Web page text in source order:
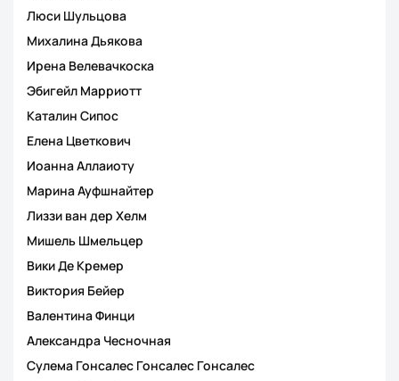
Люси Шульцова
Михалина Дьякова
Ирена Велевачкоска
Эбигейл Марриотт
Каталин Сипос
Елена Цветкович
Иоанна Аллаиоту
Марина Ауфшнайтер
Лиззи ван дер Хелм
Мишель Шмельцер
Вики Де Кремер
Виктория Бейер
Валентина Финци
Александра Чесночная
Сулема Гонсалес Гонсалес Гонсалес